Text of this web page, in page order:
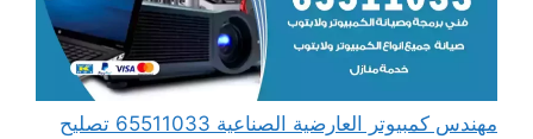
مهندس كمبيوتر العارضية الصناعية 65511033 تصليح